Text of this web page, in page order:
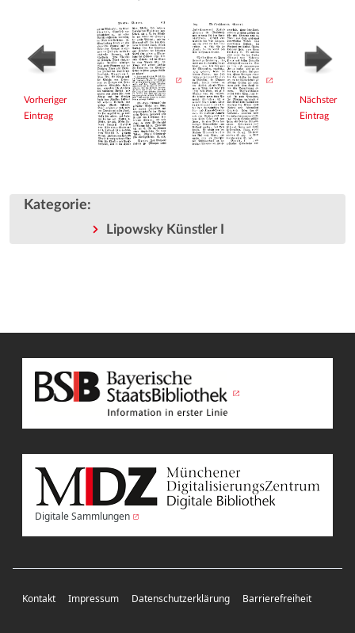
Vorheriger
Eintrag
Nächster
Eintrag
Kategorie:
Lipowsky Künstler I
Digitale Sammlungen
Kontakt Impressum Datenschutzerklärung Barrierefreiheit